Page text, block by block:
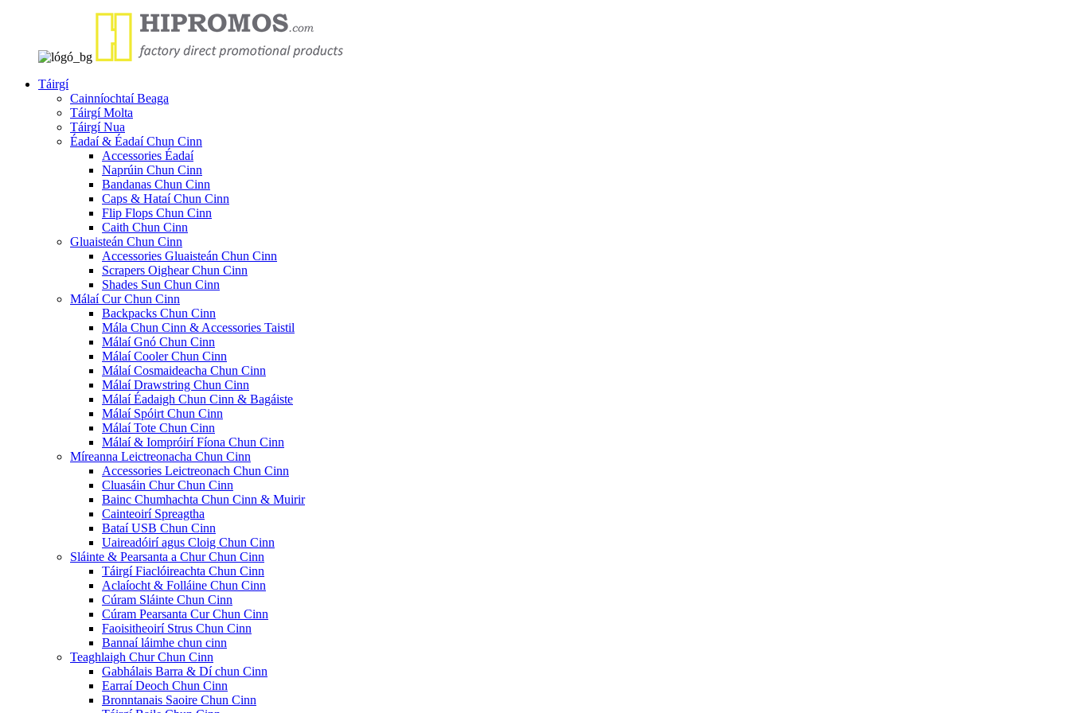
Táirgí
Cainníochtaí Beaga
Táirgí Molta
Táirgí Nua
Éadaí & Éadaí Chun Cinn
Accessories Éadaí
Naprúin Chun Cinn
Bandanas Chun Cinn
Caps & Hataí Chun Cinn
Flip Flops Chun Cinn
Caith Chun Cinn
Gluaisteán Chun Cinn
Accessories Gluaisteán Chun Cinn
Scrapers Oighear Chun Cinn
Shades Sun Chun Cinn
Málaí Cur Chun Cinn
Backpacks Chun Cinn
Mála Chun Cinn & Accessories Taistil
Málaí Gnó Chun Cinn
Málaí Cooler Chun Cinn
Málaí Cosmaideacha Chun Cinn
Málaí Drawstring Chun Cinn
Málaí Éadaigh Chun Cinn & Bagáiste
Málaí Spóirt Chun Cinn
Málaí Tote Chun Cinn
Málaí & Iompróirí Fíona Chun Cinn
Míreanna Leictreonacha Chun Cinn
Accessories Leictreonach Chun Cinn
Cluasáin Chur Chun Cinn
Bainc Chumhachta Chun Cinn & Muirir
Cainteoirí Spreagtha
Bataí USB Chun Cinn
Uaireadóirí agus Cloig Chun Cinn
Sláinte & Pearsanta a Chur Chun Cinn
Táirgí Fiaclóireachta Chun Cinn
Aclaíocht & Folláine Chun Cinn
Cúram Sláinte Chun Cinn
Cúram Pearsanta Cur Chun Cinn
Faoisitheoirí Strus Chun Cinn
Bannaí láimhe chun cinn
Teaghlaigh Chur Chun Cinn
Gabhálais Barra & Dí chun Cinn
Earraí Deoch Chun Cinn
Bronntanais Saoire Chun Cinn